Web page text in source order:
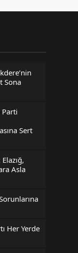
Sona
Parti
Sert
Asla
Her Yerde